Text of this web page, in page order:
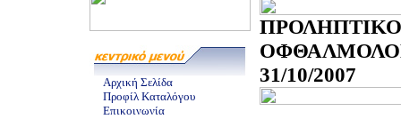
Αρχική Σελίδα
Προφίλ Καταλόγου
Επικοινωνία
31/10/2007